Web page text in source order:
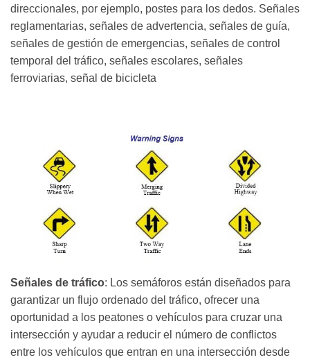
direccionales, por ejemplo, postes para los dedos. Señales
reglamentarias, señales de advertencia, señales de guía,
señales de gestión de emergencias, señales de control
temporal del tráfico, señales escolares, señales
ferroviarias, señal de bicicleta
Señales de tráfico: Los semáforos están diseñados para
garantizar un flujo ordenado del tráfico, ofrecer una
oportunidad a los peatones o vehículos para cruzar una
intersección y ayudar a reducir el número de conflictos
entre los vehículos que entran en una intersección desde